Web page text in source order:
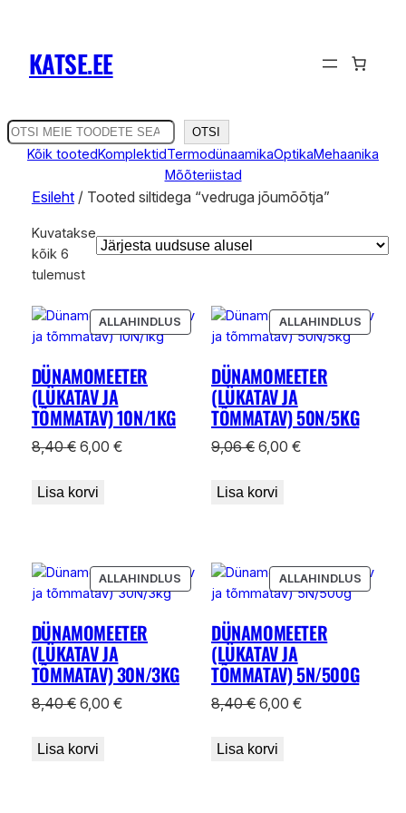
KATSE.EE
O
t
OTSI
Kõik tootedKomplektidTermodünaamikaOptikaMehaanika
Mõõteriistad
Esileht/ Tooted siltidega “vedruga jõumõõtja”
Kuvatakse
kõik 6
tulemustSorditud
järgiALLAHINDLUS SOODUSMÜÜGIS
TOODE
DÜNAMOMEETER
(LÜKATAV JA
TÕMMATAV) 10N/1KG
8,40€ Algne
oli:
6,00 €Praegune
Lisa korvi
ALLAHINDLUS
TOODE
DÜNAMOMEETER
(LÜKATAV JA
TÕMMATAV) 50N/5KG
9,06€ Algne
oli:
6,00€Praegune
Lisa korvi
ALLAHINDLUS SOODUSMÜÜGIS
TOODE
DÜNAMOMEETER
(LÜKATAV JA
TÕMMATAV) 30N/3KG
8,40€ Algne
oli:
6,00 €Praegune
Lisa korvi
ALLAHINDLUS
TOODE
DÜNAMOMEETER
(LÜKATAV JA
TÕMMATAV) 5N/500G
8,40€ Algne
oli:
6,00€Praegune
Lisa korvi